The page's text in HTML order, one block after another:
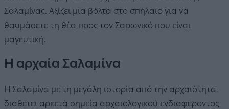
Σαλαμίνας. Αξίζει μια βόλτα στο σπήλαιο για να
θαυμάσετε τη θέα προς τον Σαρωνικό που είναι
μαγευτική.
Η αρχαία Σαλαμίνα
Η Σαλαμίνα με τη μεγάλη ιστορία από την αρχαιότητα,
διαθέτει αρκετά σημεία αρχαιολογικού ενδιαφέροντος